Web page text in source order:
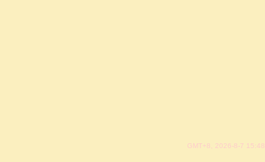
GMT+8, 2026-8-7 15:48